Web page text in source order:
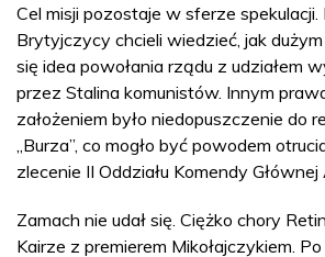
Cel misji pozostaje w sferze
Brytyjczycy chcieli wiedzieć, jak
się idea powołania rządu z udziałem
przez Stalina komunistów. Innym
założeniem było niedopuszczenie do
„Burza”, co mogło być powodem
zlecenie II Oddziału Komendy Głównej
Zamach nie udał się. Ciężko chory
Kairze z premierem Mikołajczykiem.